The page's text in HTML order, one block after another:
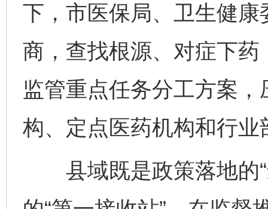
下，市医保局、卫生健
商，查找根源、对症下
监管重点任务分工方案
构、定点医药机构和行业
县域既是政策落地的“